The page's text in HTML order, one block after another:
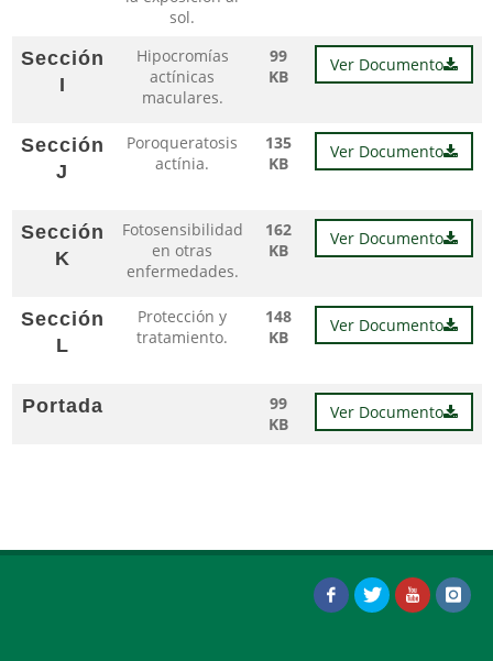
sol.
Sección
I
Hipocromías
actínicas
maculares.
99
KB
Ver Documento
Sección
J
Poroqueratosis
actínia.
135
KB
Ver Documento
Sección
K
Fotosensibilidad
en otras
enfermedades.
162
KB
Ver Documento
Sección
L
Protección y
tratamiento.
148
KB
Ver Documento
Portada
99
KB
Ver Documento